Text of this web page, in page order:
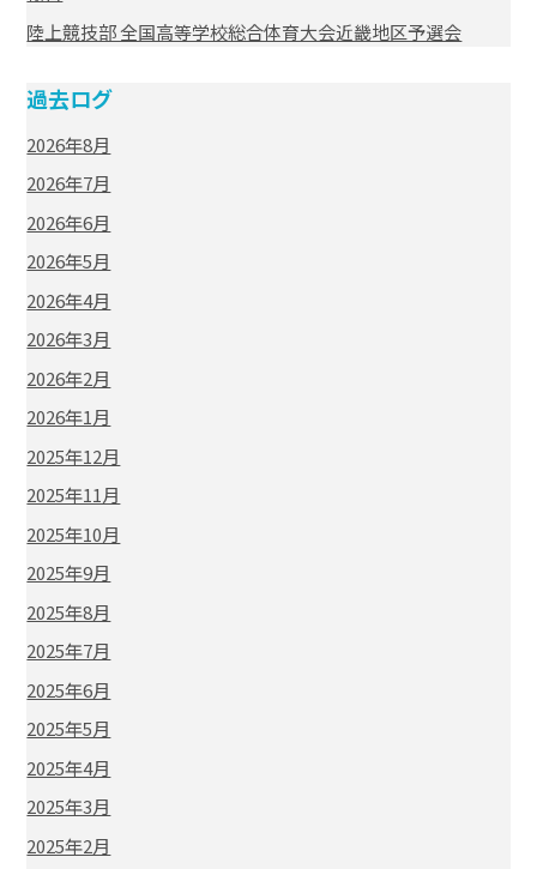
陸上競技部 全国高等学校総合体育大会近畿地区予選会
過去ログ
2026年8月
2026年7月
2026年6月
2026年5月
2026年4月
2026年3月
2026年2月
2026年1月
2025年12月
2025年11月
2025年10月
2025年9月
2025年8月
2025年7月
2025年6月
2025年5月
2025年4月
2025年3月
2025年2月